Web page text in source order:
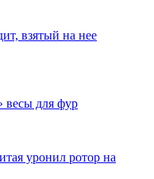
взятый на нее
весы для фур
уронил ротор на